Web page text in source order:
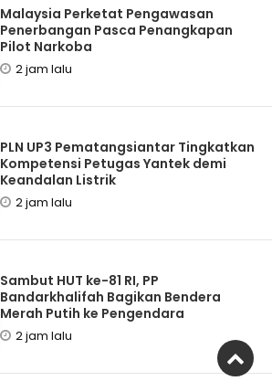
Malaysia Perketat Pengawasan
Penerbangan Pasca Penangkapan
Pilot Narkoba
2 jam lalu
PLN UP3 Pematangsiantar Tingkatkan
Kompetensi Petugas Yantek demi
Keandalan Listrik
2 jam lalu
Sambut HUT ke-81 RI, PP
Bandarkhalifah Bagikan Bendera
Merah Putih ke Pengendara
2 jam lalu